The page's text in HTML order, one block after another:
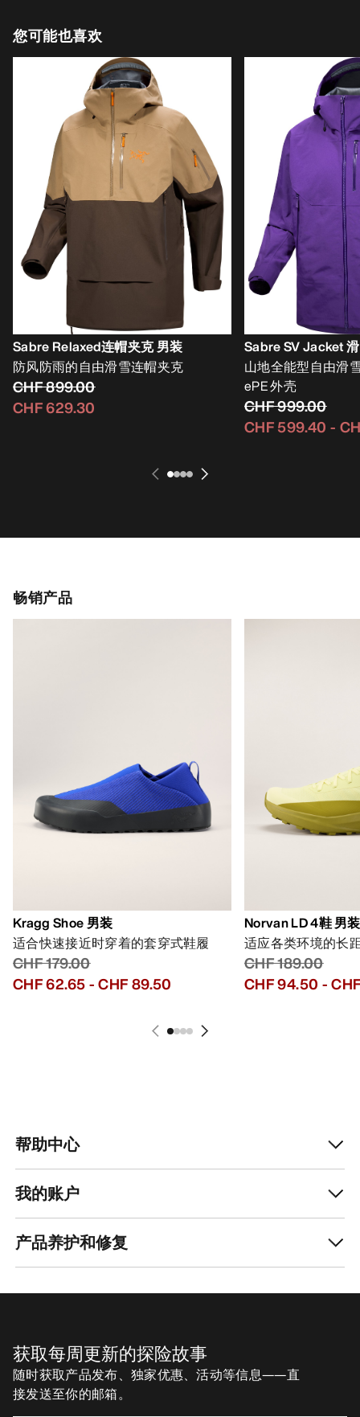
您可能也喜欢
Sabre Relaxed连帽夹克 男装
防风防雨的自由滑雪连帽夹克
CHF 899.00
CHF 629.30
Sabre SV Jacket
山地全能型自由滑
ePE 外壳
CHF 999.00
CHF 599.40 -
畅销产品
Kragg Shoe 男装
适合快速接近时穿着的套穿式鞋履
CHF 179.00
CHF 62.65-CHF 89.50
Norvan LD 4鞋 男装
适应各类环境的长
CHF 189.00
CHF 94.50 -
帮助中心
我的账户
产品养护和修复
获取每周更新的探险故事
随时获取产品发布、独家优惠、活动等信息——直
接发送至你的邮箱。